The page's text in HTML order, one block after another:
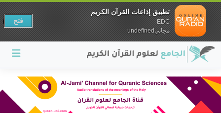
تطبيق إذاعات القرآن الكريم
EDC
مجانيundefined
فتح